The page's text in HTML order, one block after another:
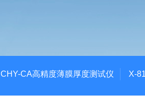
CHY-CA高精度薄膜厚度测试仪 X-